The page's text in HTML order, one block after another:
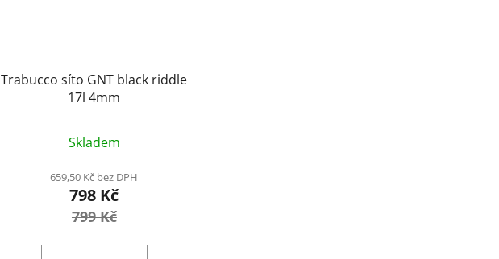
Trabucco síto GNT black riddle
17l 4mm
Skladem
659,50 Kč bez DPH
798 Kč
799 Kč